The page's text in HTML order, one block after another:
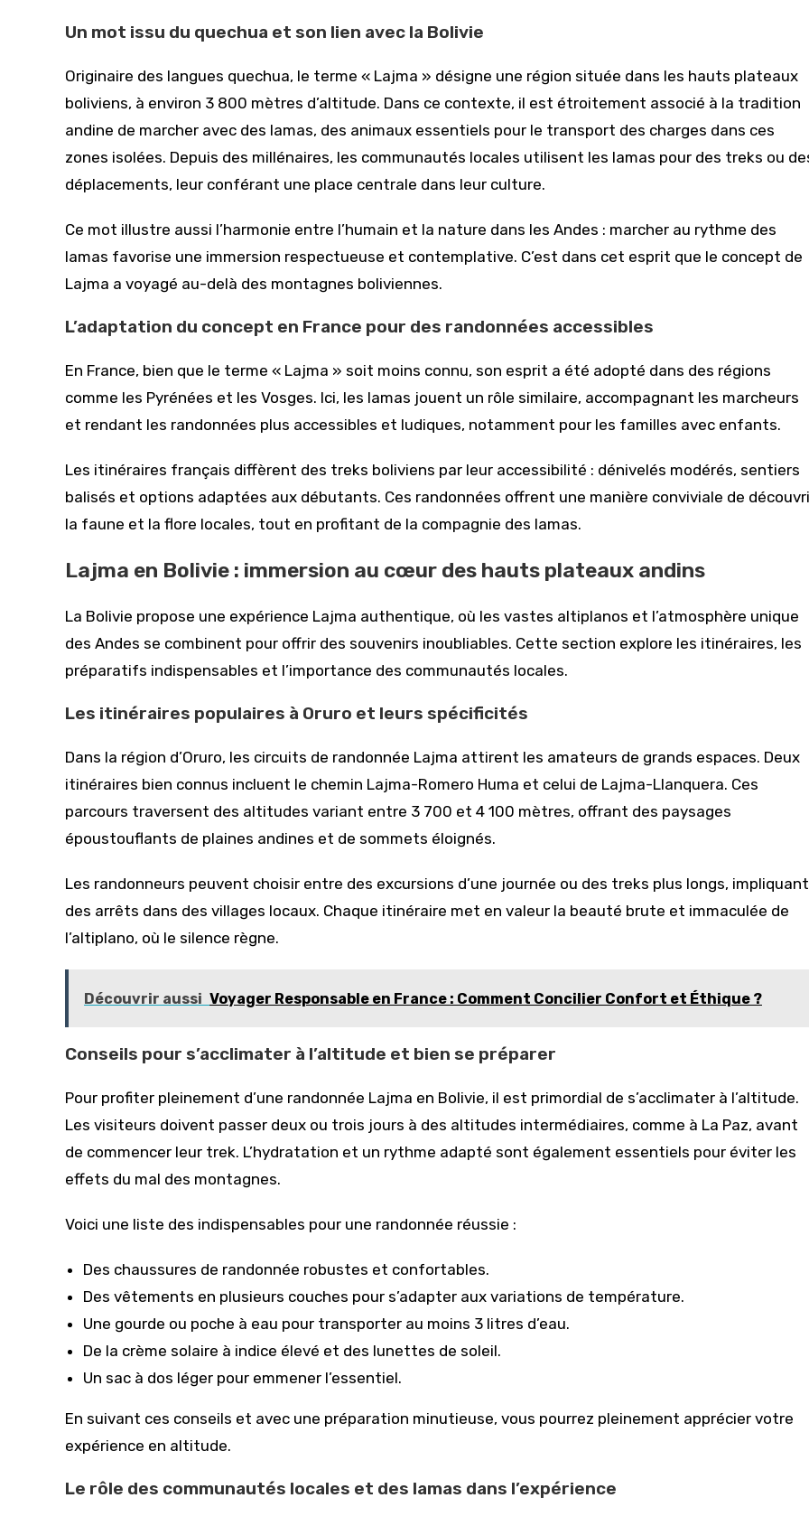
Un mot issu du quechua et son lien avec la Bolivie
Originaire des langues quechua, le terme « Lajma » désigne une région située dans les hauts plateaux
boliviens, à environ 3 800 mètres d’altitude. Dans ce contexte, il est étroitement associé à la tradition
andine de marcher avec des lamas, des animaux essentiels pour le transport des charges dans ces
zones isolées. Depuis des millénaires, les communautés locales utilisent les lamas pour des treks ou
déplacements, leur conférant une place centrale dans leur culture.
Ce mot illustre aussi l’harmonie entre l’humain et la nature dans les Andes : marcher au rythme des
lamas favorise une immersion respectueuse et contemplative. C’est dans cet esprit que le concept de
Lajma a voyagé au-delà des montagnes boliviennes.
L’adaptation du concept en France pour des randonnées accessibles
En France, bien que le terme « Lajma » soit moins connu, son esprit a été adopté dans des régions
comme les Pyrénées et les Vosges. Ici, les lamas jouent un rôle similaire, accompagnant les marcheurs
et rendant les randonnées plus accessibles et ludiques, notamment pour les familles avec enfants.
Les itinéraires français diffèrent des treks boliviens par leur accessibilité : dénivelés modérés, sentiers
balisés et options adaptées aux débutants. Ces randonnées offrent une manière conviviale de
la faune et la flore locales, tout en profitant de la compagnie des lamas.
Lajma en Bolivie : immersion au cœur des hauts plateaux andins
La Bolivie propose une expérience Lajma authentique, où les vastes altiplanos et l’atmosphère unique
des Andes se combinent pour offrir des souvenirs inoubliables. Cette section explore les itinéraires, les
préparatifs indispensables et l’importance des communautés locales.
Les itinéraires populaires à Oruro et leurs spécificités
Dans la région d’Oruro, les circuits de randonnée Lajma attirent les amateurs de grands espaces. Deux
itinéraires bien connus incluent le chemin Lajma-Romero Huma et celui de Lajma-Llanquera. Ces
parcours traversent des altitudes variant entre 3 700 et 4 100 mètres, offrant des paysages
époustouflants de plaines andines et de sommets éloignés.
Les randonneurs peuvent choisir entre des excursions d’une journée ou des treks plus longs, impliquant
des arrêts dans des villages locaux. Chaque itinéraire met en valeur la beauté brute et immaculée de
l’altiplano, où le silence règne.
Découvrir aussi Voyager Responsable en France : Comment Concilier Confort et Éthique ?
Conseils pour s’acclimater à l’altitude et bien se préparer
Pour profiter pleinement d’une randonnée Lajma en Bolivie, il est primordial de s’acclimater à l’altitude.
Les visiteurs doivent passer deux ou trois jours à des altitudes intermédiaires, comme à La Paz, avant
de commencer leur trek. L’hydratation et un rythme adapté sont également essentiels pour éviter les
effets du mal des montagnes.
Voici une liste des indispensables pour une randonnée réussie :
Des chaussures de randonnée robustes et confortables.
Des vêtements en plusieurs couches pour s’adapter aux variations de température.
Une gourde ou poche à eau pour transporter au moins 3 litres d’eau.
De la crème solaire à indice élevé et des lunettes de soleil.
Un sac à dos léger pour emmener l’essentiel.
En suivant ces conseils et avec une préparation minutieuse, vous pourrez pleinement apprécier votre
expérience en altitude.
Le rôle des communautés locales et des lamas dans l’expérience